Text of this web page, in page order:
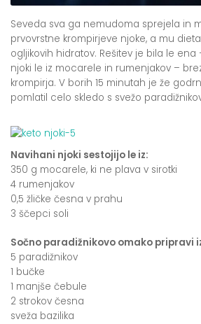
Seveda sva ga nemudoma sprejela in
prvovrstne krompirjeve njoke, a mu
ogljikovih hidratov. Rešitev je bila le ena
njoki le iz mocarele in rumenjakov –
krompirja. V borih 15 minutah je že
pomlatil celo skledo s svežo
Navihani njoki sestojijo le iz:
350 g mocarele, ki ne plava v sirotki
4 rumenjakov
0,5 žličke česna v prahu
3 ščepci soli
Sočno paradižnikovo omako pripravi
5 paradižnikov
1 bučke
1 manjše čebule
2 strokov česna
sveža bazilika